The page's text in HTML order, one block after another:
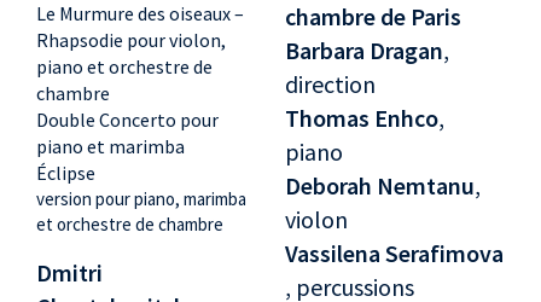
Le Murmure des oiseaux –
Rhapsodie pour violon,
piano et orchestre de
chambre
Double Concerto pour
piano et marimba
Éclipse
version pour piano, marimba
et orchestre de chambre
Dmitri
chambre de Paris
Barbara Dragan,
direction
Thomas Enhco,
piano
Deborah Nemtanu,
violon
Vassilena Serafimova
, percussions